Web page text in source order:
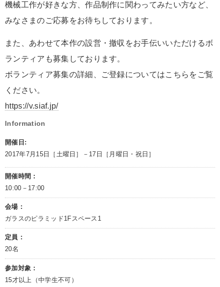
機械工作が好きな方、作品制作に関わってみたい方など、
みなさまのご応募をお待ちしております。
また、あわせて本作の設営・撤収をお手伝いいただけるボ
ランティアも募集しております。
ボランティア募集の詳細、ご登録についてはこちらをご覧
ください。
https://v.siaf.jp/
Information
開催日:
2017年7月15日［土曜日］－17日［月曜日・祝日］
開催時間：
10:00－17:00
会場：
ガラスのピラミッド1Fスペース1
定員：
20名
参加対象：
15才以上（中学生不可）